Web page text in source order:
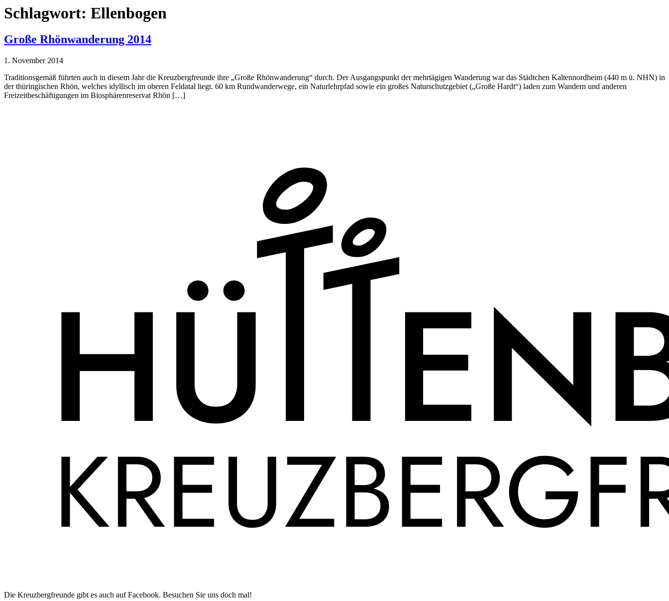
Schlagwort: Ellenbogen
Große Rhönwanderung 2014
1. November 2014
Traditionsgemäß führten auch in diesem Jahr die Kreuzbergfreunde ihre „Große Rhönwanderung“ durch. Der Ausgangspunkt der mehrtägigen Wanderung war das Städtchen Kaltennordheim (440 m ü. NHN) in
der thüringischen Rhön, welches idyllisch im oberen Feldatal liegt. 60 km Rundwanderwege, ein Naturlehrpfad sowie ein großes Naturschutzgebiet („Große Hardt“) laden zum Wandern und anderen
Freizeitbeschäftigungen im Biosphärenreservat Rhön […]
Die Kreuzbergfreunde gibt es auch auf Facebook. Besuchen Sie uns doch mal!